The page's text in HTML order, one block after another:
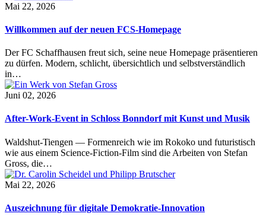
Mai 22, 2026
Willkommen auf der neuen FCS-Homepage
Der FC Schaffhausen freut sich, seine neue Homepage präsentieren
zu dürfen. Modern, schlicht, übersichtlich und selbstverständlich
in…
Juni 02, 2026
After-Work-Event in Schloss Bonndorf mit Kunst und Musik
Waldshut-Tiengen — Formenreich wie im Rokoko und futuristisch
wie aus einem Science-Fiction-Film sind die Arbeiten von Stefan
Gross, die…
Mai 22, 2026
Auszeichnung für digitale Demokratie-Innovation